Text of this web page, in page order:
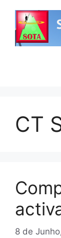
conteúdo
CT
8 de